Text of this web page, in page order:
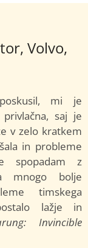
Volvo,
mi je
saj je
v zelo kratkem
in probleme
spopadam z
mnogo bolje
timskega
lažje in
Invincible